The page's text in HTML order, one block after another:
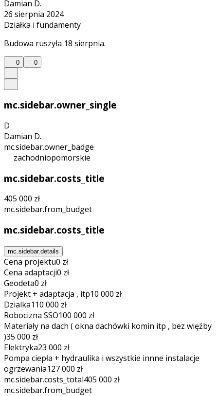
Damian D.
26 sierpnia 2024
Działka i fundamenty
Budowa ruszyła 18 sierpnia.
0 0
mc.sidebar.owner_single
D
Damian D.
mc.sidebar.owner_badge
zachodniopomorskie
mc.sidebar.costs_title
405 000 zł
mc.sidebar.from_budget
mc.sidebar.costs_title
mc.sidebar.details
Cena projektu0 zł
Cena adaptacji0 zł
Geodeta0 zł
Projekt + adaptacja , itp10 000 zł
Dzialka110 000 zł
Robocizna SSO100 000 zł
Materiały na dach ( okna dachówki komin itp , bez więźby
)35 000 zł
Elektryka23 000 zł
Pompa ciepła + hydraulika i wszystkie innne instalacje
ogrzewania127 000 zł
mc.sidebar.costs_total405 000 zł
mc.sidebar.from_budget